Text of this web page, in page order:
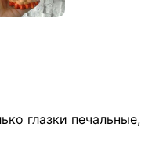
глазки печальные,